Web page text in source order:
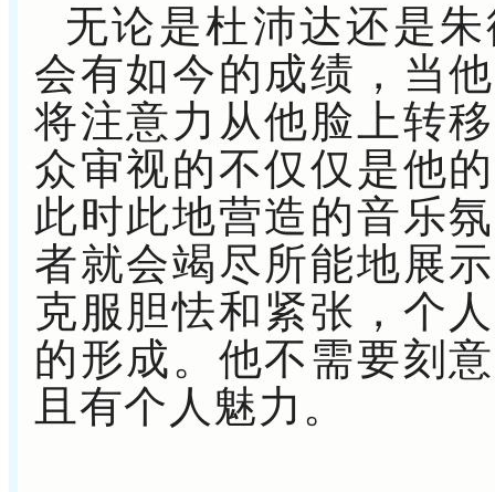
无论是杜沛达还是
会有如今的成绩，当
将注意力从他脸上转
众审视的不仅仅是他
此时此地营造的音乐
者就会竭尽所能地展
克服胆怯和紧张，个
的形成。他不需要刻
且有个人魅力。